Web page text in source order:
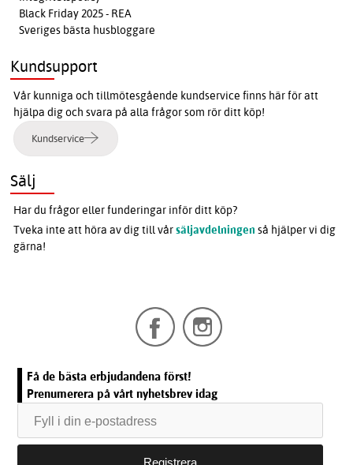
Black Friday 2025 - REA
Sveriges bästa husbloggare
Kundsupport
Vår kunniga och tillmötesgående kundservice finns här för att
hjälpa dig och svara på alla frågor som rör ditt köp!
Kundservice
Sälj
Har du frågor eller funderingar inför ditt köp?
Tveka inte att höra av dig till vårsäljavdelningen så hjälper vi dig
gärna!
Få de bästa erbjudandena först!
Prenumerera på vårt nyhetsbrev idag